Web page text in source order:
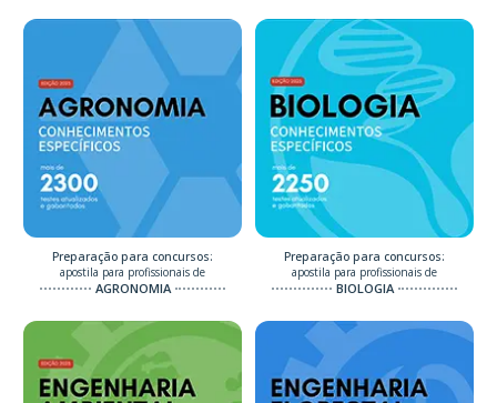
Preparação para concursos:
apostila para profissionais de
AGRONOMIA
Preparação para concursos:
apostila para profissionais de
BIOLOGIA